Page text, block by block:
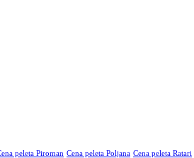
peleta Piroman Cena peleta Poljana Cena peleta Ratari